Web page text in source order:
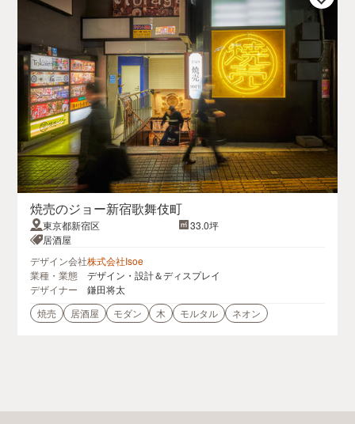
焼売のジョー新宿歌舞伎町
東京都新宿区
33.0坪
居酒屋
デザイン会社株式会社Isoe
業種・業態
デザイン・設計＆ディスプレイ
デザイナー
鎌田将太
焼売
居酒屋 モダン 木 モルタル ネオン